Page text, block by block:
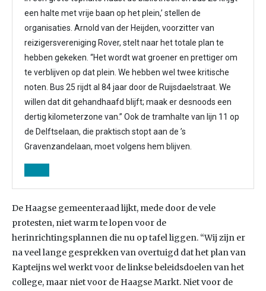
een halte met vrije baan op het plein,’ stellen de
organisaties. Arnold van der Heijden, voorzitter van
reizigersvereniging Rover, stelt naar het totale plan te
hebben gekeken. “Het wordt wat groener en prettiger om
te verblijven op dat plein. We hebben wel twee kritische
noten. Bus 25 rijdt al 84 jaar door de Ruijsdaelstraat. We
willen dat dit gehandhaafd blijft; maak er desnoods een
dertig kilometerzone van.” Ook de tramhalte van lijn 11 op
de Delftselaan, die praktisch stopt aan de ’s
Gravenzandelaan, moet volgens hem blijven.
De Haagse gemeenteraad lijkt, mede door de vele
protesten, niet warm te lopen voor de
herinrichtingsplannen die nu op tafel liggen. “Wij zijn er
na veel lange gesprekken van overtuigd dat het plan van
Kapteijns wel werkt voor de linkse beleidsdoelen van het
college, maar niet voor de Haagse Markt. Niet voor de